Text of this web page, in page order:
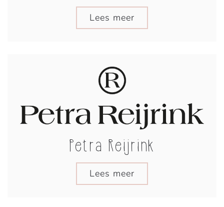
Lees meer
Petra Reijrink
Lees meer